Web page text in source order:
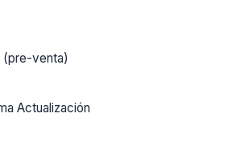
(pre-venta)
Actualización